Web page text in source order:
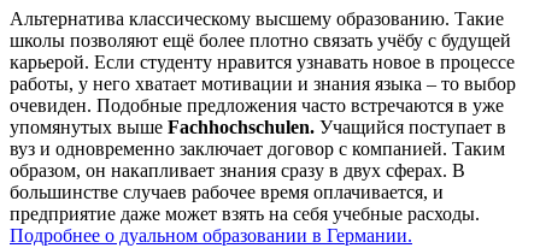
Альтернатива классическому высшему образованию. Такие
школы позволяют ещё более плотно связать учёбу с будущей
карьерой. Если студенту нравится узнавать новое в процессе
работы, у него хватает мотивации и знания языка – то выбор
очевиден. Подобные предложения часто встречаются в уже
упомянутых выше Fachhochschulen. Учащийся поступает в
вуз и одновременно заключает договор с компанией. Таким
образом, он накапливает знания сразу в двух сферах. В
большинстве случаев рабочее время оплачивается, и
предприятие даже может взять на себя учебные расходы.
Подробнее о дуальном образовании в Германии.